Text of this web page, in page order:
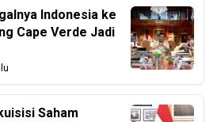
Indonesia ke
Cape Verde Jadi
Saham